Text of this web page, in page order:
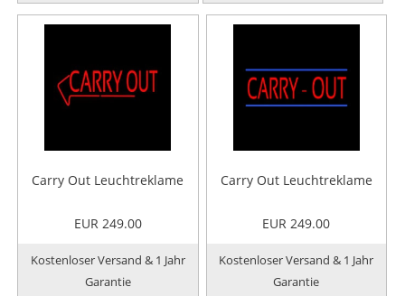
Carry Out Leuchtreklame
EUR 249.00
Kostenloser Versand & 1 Jahr
Garantie
Carry Out Leuchtreklame
EUR 249.00
Kostenloser Versand & 1 Jahr
Garantie